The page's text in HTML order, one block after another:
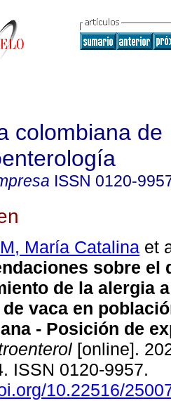
colombiana de
ISSN 0120-
María Catalina et
sobre el
de la alergia
vaca en
- Posición de
[online].
ISSN 0120-9957.
10.22516/